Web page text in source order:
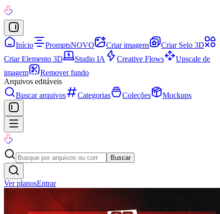
Início PromptsNOVO Criar imagens
Criar Selo 3D
Criar Elemento 3D
Studio IA Creative Flows
Upscale de
imagem
Remover fundo
Arquivos editáveis
Buscar arquivos
Categorias Coleções Mockups
Buscar
Ver planosEntrar